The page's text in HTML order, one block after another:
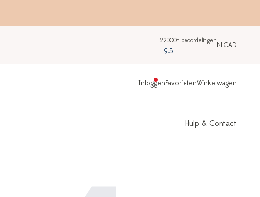
22000+ beoordelingen
9.5
NLCAD
InloggenFavorietenWinkelwagen
Hulp & Contact